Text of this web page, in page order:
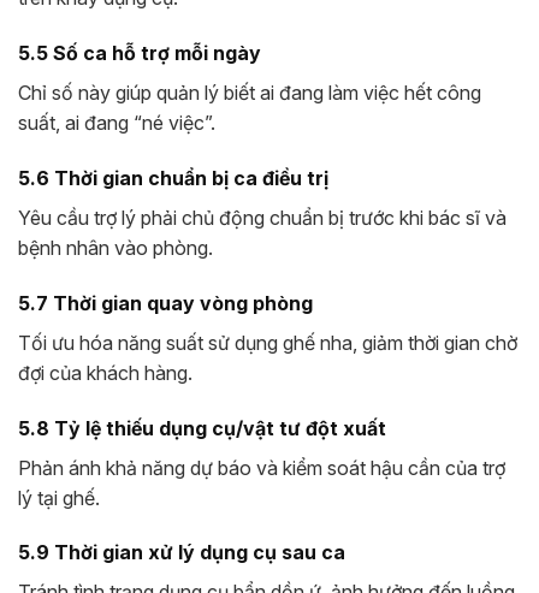
5.5 Số ca hỗ trợ mỗi ngày
Chỉ số này giúp quản lý biết ai đang làm việc hết công
suất, ai đang “né việc”.
5.6 Thời gian chuẩn bị ca điều trị
Yêu cầu trợ lý phải chủ động chuẩn bị trước khi bác sĩ và
bệnh nhân vào phòng.
5.7 Thời gian quay vòng phòng
Tối ưu hóa năng suất sử dụng ghế nha, giảm thời gian chờ
đợi của khách hàng.
5.8 Tỷ lệ thiếu dụng cụ/vật tư đột xuất
Phản ánh khả năng dự báo và kiểm soát hậu cần của trợ
lý tại ghế.
5.9 Thời gian xử lý dụng cụ sau ca